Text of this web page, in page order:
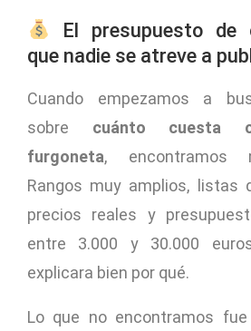
El presupuesto de
que nadie se atreve a
Cuando empezamos a
sobre cuánto cuesta
furgoneta, encontramos
Rangos muy amplios, listas
precios reales y
entre 3.000 y 30.000
explicara bien por qué.
Lo que no encontramos